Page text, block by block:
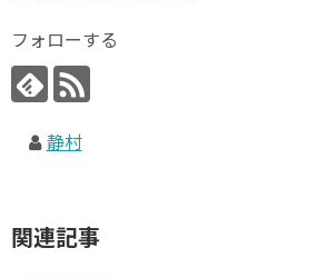
フォローする
静村
関連記事